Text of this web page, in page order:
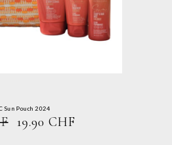
Sun Pouch 2024
URSPRÜNGLICHER
PREIS
19.90 CHFAKTUELLER